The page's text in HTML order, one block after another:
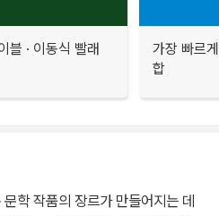
블 · 이동식 빨래
가장 빠르
합
학 작품의 장르가 만들어지는 데